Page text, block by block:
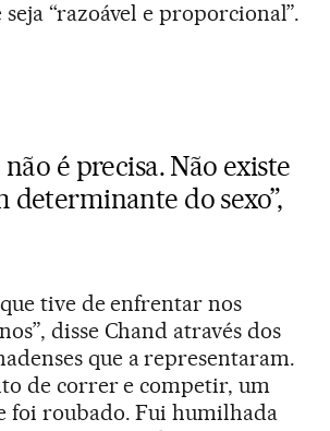
“razoável e proporcional”.
é precisa. Não existe
determinante do sexo”,
tive de enfrentar nos
disse Chand através dos
que a representaram.
de correr e competir, um
foi roubado. Fui humilhada